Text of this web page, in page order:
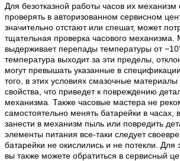
Для безотказной работы часов их механизм
проверять в авторизованном сервисном
значительно отстают или спешат, может
тщательная проверка часового механизма.
выдерживает перепады температуры от
температура выходит за эти пределы,
могут превышать указанные в
того, в этих условиях смазочные материалы
свойства, что приведет к повреждению
механизма. Также часовые мастера не
самостоятельно менять батарейки в часах,
занести в механизм пыль или повредить
элементы питания все-таки следует
батарейки не окислились и не потекли. Для
вы также можете обратиться в сервисный